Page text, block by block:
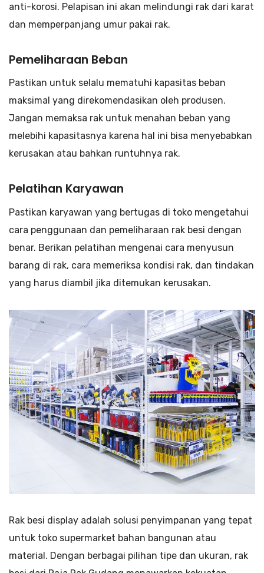
anti-korosi. Pelapisan ini akan melindungi rak dari karat
dan memperpanjang umur pakai rak.
Pemeliharaan Beban
Pastikan untuk selalu mematuhi kapasitas beban
maksimal yang direkomendasikan oleh produsen.
Jangan memaksa rak untuk menahan beban yang
melebihi kapasitasnya karena hal ini bisa menyebabkan
kerusakan atau bahkan runtuhnya rak.
Pelatihan Karyawan
Pastikan karyawan yang bertugas di toko mengetahui
cara penggunaan dan pemeliharaan rak besi dengan
benar. Berikan pelatihan mengenai cara menyusun
barang di rak, cara memeriksa kondisi rak, dan tindakan
yang harus diambil jika ditemukan kerusakan.
Rak besi display adalah solusi penyimpanan yang tepat
untuk toko supermarket bahan bangunan atau
material. Dengan berbagai pilihan tipe dan ukuran, rak